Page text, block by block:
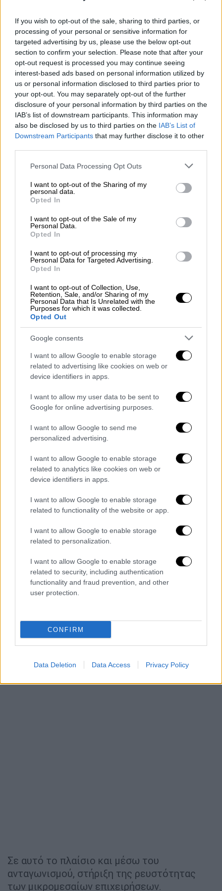
If you wish to opt-out of the sale, sharing to third parties, or
processing of your personal or sensitive information for
targeted advertising by us, please use the below opt-out
section to confirm your selection. Please note that after your
opt-out request is processed you may continue seeing
interest-based ads based on personal information utilized by
us or personal information disclosed to third parties prior to
your opt-out. You may separately opt-out of the further
disclosure of your personal information by third parties on the
IAB’s list of downstream participants. This information may
also be disclosed by us to third parties on the IAB’s List of
Downstream Participants that may further disclose it to other
Please note that this website/app uses one or more Google
not limited to your visit or usage behaviour. You may click to
grant or deny consent to Google and its third-party tags to
use your data for below specified purposes in below Google
consent section.
Personal Data Processing Opt Outs
I want to opt-out of the Sharing of my
personal data.
Opted In
I want to opt-out of the Sale of my
Personal Data.
Opted In
I want to opt-out of processing my
Personal Data for Targeted Advertising.
Opted In
I want to opt-out of Collection, Use,
Retention, Sale, and/or Sharing of my
Personal Data that Is Unrelated with the
Purposes for which it was collected.
Opted Out
Google consents
I want to allow Google to enable storage
related to advertising like cookies on web or
device identifiers in apps.
I want to allow my user data to be sent to
Google for online advertising purposes.
I want to allow Google to send me
personalized advertising.
I want to allow Google to enable storage
related to analytics like cookies on web or
device identifiers in apps.
I want to allow Google to enable storage
related to functionality of the website or app.
I want to allow Google to enable storage
related to personalization.
I want to allow Google to enable storage
related to security, including authentication
functionality and fraud prevention, and other
user protection.
CONFIRM
Data Deletion Data Access Privacy Policy
μέχρι 500 ευρώ ημερησίως χωρίς καμία
χρέωση) σε όλο το φάσμα των συναλλαγών
με αύξηση του ημερήσιου ορίου στα 1.000
ευρώ. Άλλωστε, όπως υπενθύμισε και ο Κ.
Χατζηδάκης μιλώντας το πρωί στο OPEN η
εφαρμογή IRIS θα καταστεί από τον Απρίλιο
υποχρεωτική για το σύνολο της αγοράς.
Δάνεια στους μικρομεσαίους
Οπλέον σημαντικόςπυλώνας της
παρέμβασης αφορά στην ενίσχυση της
ρευστότητας των μικρομεσαίων
επιχειρήσεων.
Η κυβέρνηση ετοιμάζεται να αναλάβει
πρωτοβουλίες για την περαιτέρω ενίσχυση
του ανταγωνισμού στην τραπεζική αγορά και
μέσω του ανταγωνισμού να ανοίξει την...
κάνουλα της ρευστότητας προς τους
μικρομεσαίους, που εδώ και χρόνια
ραντάρ της τραπεζικής δανειοδότησης. Ζητά
ταυτόχρονα από τις τράπεζες να αναλάβουν
μεγαλύτερο ρίσκο και να ανοίξουν τις
γραμμές πίστωσης προς την συγκεκριμένη
επιχειρηματική κατηγορία.
Πρόσφατα, άλλωστε, η κυβέρνηση έδωσε τη
δυνατότητα σε ψηφιακές τράπεζες - fintech
- να εκταμιεύουν δάνεια, ενώ η είσοδος του
5ου τραπεζικού πόλου στην αγορά μετά την
εκτιμάται πως θα ενισχύσει σημαντικά τον
ανταγωνισμό. Η δανειοδότηση, άλλωστε,
bankable μικρομεσαίωνπου περνούν
κάτω από τα ραντάρ των BIG4 αποτελεί
διακυρηγμένο στόχο της νέας τράπεζας.
Κωστής Χατζηδάκης, μιλώντας στηΒουλή
μίλησε για παρεμβάσεις στον τραπεζικό
τομέα που θα λαμβάνουν υπόψη τα
πραγματικά προβλήματα και θα αντανακλούν
πελατών των τραπεζών, προτάσσοντας την:
Περαιτέρω ενίσχυση του ανταγωνισμού που
είναι βασικό εργαλείο για την εξυπηρέτηση
Σε αυτό το πλαίσιο και μέσω του
ανταγωνισμού, στήριξη της ρευστότητας
των μικρομεσαίων επιχειρήσεων.